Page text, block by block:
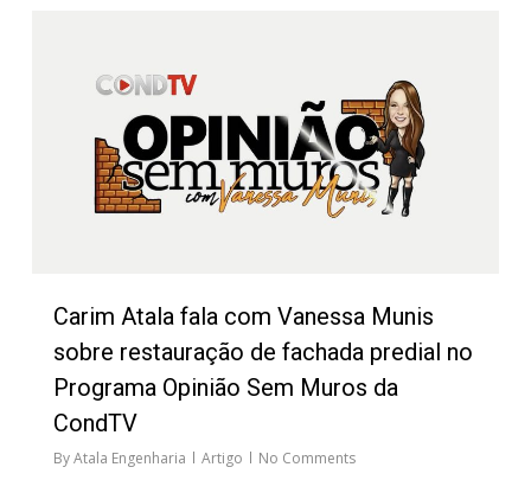
Carim Atala fala com Vanessa Munis
sobre restauração de fachada predial no
Programa Opinião Sem Muros da
CondTV
ByAtala Engenharia Artigo No Comments